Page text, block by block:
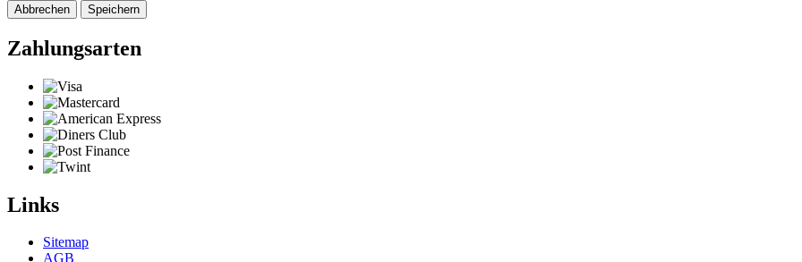
Abbrechen Speichern
Zahlungsarten
Links
Sitemap
AGB